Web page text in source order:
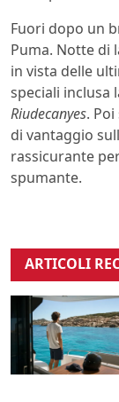
Fuori dopo un
Puma. Notte di
in vista delle
speciali inclusa
Riudecanyes.
di vantaggio
rassicurante
spumante.
ARTICOLI